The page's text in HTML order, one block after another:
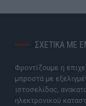
ΣΧΕΤΙΚΑ ΜΕ
Φροντίζουμε η
μπροστά με
ιστοσελίδας,
ηλεκτρονικού